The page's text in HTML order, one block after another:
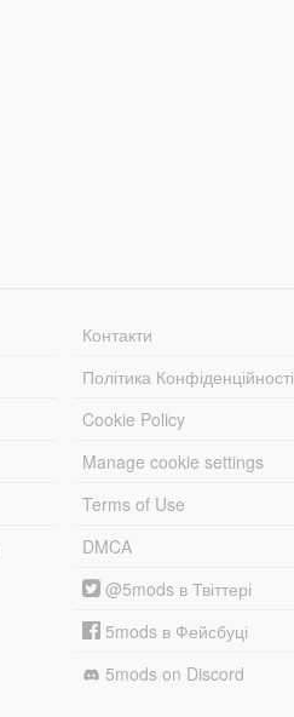
Контакти
Політика Конфіденційності
Cookie Policy
Manage cookie settings
Terms of Use
DMCA
@5mods в Твіттері
5mods в Фейсбуці
5mods on Discord